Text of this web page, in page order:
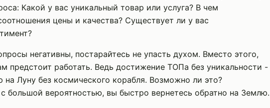
Какой у вас уникальный товар или услуга? В чем
цены и качества? Существует ли у вас
негативны, постарайтесь не упасть духом. Вместо этого,
предстоит работать. Ведь достижение ТОПа без уникальности -
на Луну без космического корабля. Возможно ли это?
большой вероятностью, вы быстро вернетесь обратно на Землю.